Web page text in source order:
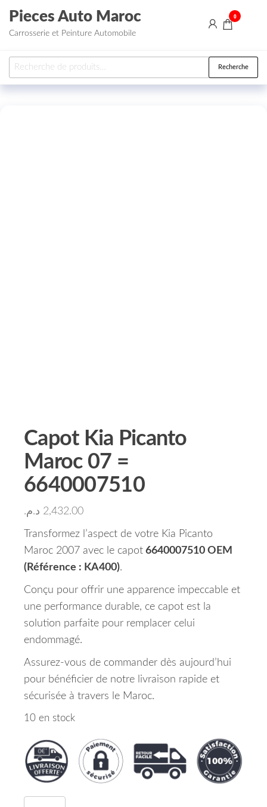
Aller au contenu
Pieces Auto Maroc
Carrosserie et Peinture Automobile
0
Recherche pour : Recherche
Capot Kia Picanto
Maroc 07 =
6640007510
2,432.00 د.م.
Transformez l’aspect de votre Kia Picanto
Maroc 2007 avec le capot 6640007510 OEM
(Référence : KA400).
Conçu pour offrir une apparence impeccable et
une performance durable, ce capot est la
solution parfaite pour remplacer celui
endommagé.
Assurez-vous de commander dès aujourd’hui
pour bénéficier de notre livraison rapide et
sécurisée à travers le Maroc.
10 en stock